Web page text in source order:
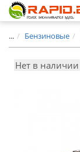
... Бензиновые
Нет в наличии